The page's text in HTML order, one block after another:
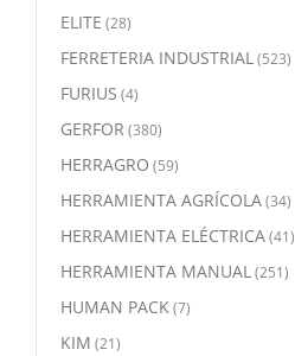
ELITE (28)
FERRETERIA INDUSTRIAL(523)
FURIUS (4)
GERFOR (380)
HERRAGRO (59)
HERRAMIENTA AGRÍCOLA(34)
HERRAMIENTA ELÉCTRICA(41)
HERRAMIENTA MANUAL(251)
HUMAN PACK(7)
KIM (21)